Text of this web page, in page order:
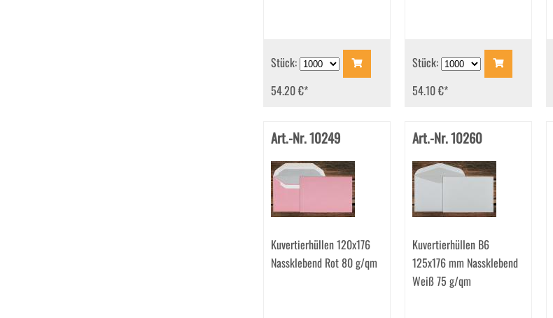
Stück:
54.20 €*
Stück:
54.10 €*
Art.-Nr. 10249
Kuvertierhüllen 120x176
Nassklebend Rot 80 g/qm
Art.-Nr. 10260
Kuvertierhüllen B6
125x176 mm Nassklebend
Weiß 75 g/qm